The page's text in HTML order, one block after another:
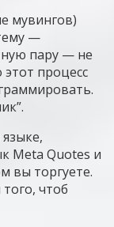
мувингов)
—
пару — не
процесс
Meta Quotes и
вы торгуете.
чтоб